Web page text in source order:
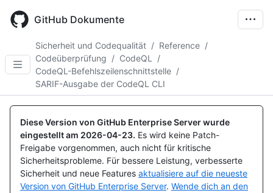
main
GitHub Dokumente
Sicherheit und Codequalität / Reference /
Codeüberprüfung / CodeQL
/
CodeQL-Befehlszeilenschnittstelle /
SARIF-Ausgabe der CodeQL CLI
Diese Version von GitHub Enterprise Server wurde
eingestellt am 2026-04-23. Es wird keine Patch-
Freigabe vorgenommen, auch nicht für kritische
Sicherheitsprobleme. Für bessere Leistung, verbesserte
Sicherheit und neue Features aktualisiere auf die neueste
Version von GitHub Enterprise Server. Wende dich an den